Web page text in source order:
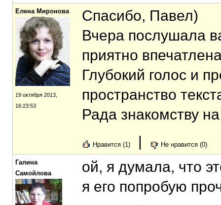
Елена Миронова
19 октября 2013,
16:23:53
Спасибо, Павел)
Вчера послушала
приятно
Глубокий голос и
пространство
Рада знакомству
Нравится (1) | Не нравится (0)
Галина
Самойлова
ой, я думала, что
я его попробую